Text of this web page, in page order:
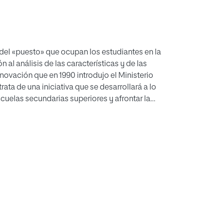
«puesto» que ocupan los estudiantes en la
al análisis de las características y de las
que en 1990 introdujo el Ministerio
de una iniciativa que se desarrollará a lo
secundarias superiores y afrontar la
hace de la educación para la salud un
a los estudiantes la oportunidad de
a mejorar la calidad de la vida
de la emergencia.
93 ha sido adoptado por el 73 % de